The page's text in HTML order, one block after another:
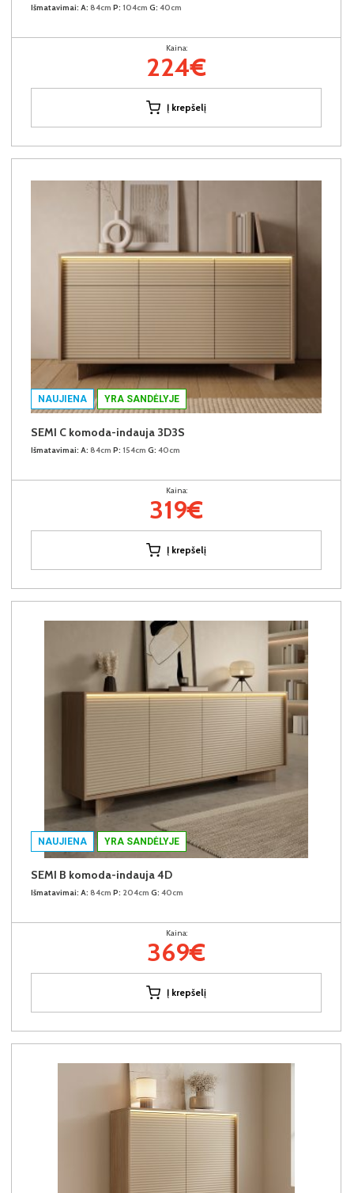
Išmatavimai: A: 84cm P: 104cm G: 40cm
Kaina:
224€
Į krepšelį
NAUJIENA YRA SANDĖLYJE
SEMI C komoda-indauja 3D3S
Išmatavimai: A: 84cm P: 154cm G: 40cm
Kaina:
319€
Į krepšelį
NAUJIENA YRA SANDĖLYJE
SEMI B komoda-indauja 4D
Išmatavimai: A: 84cm P: 204cm G: 40cm
Kaina:
369€
Į krepšelį